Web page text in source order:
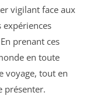
vigilant face aux
prenant ces
en toute
voyage, tout en
présenter.